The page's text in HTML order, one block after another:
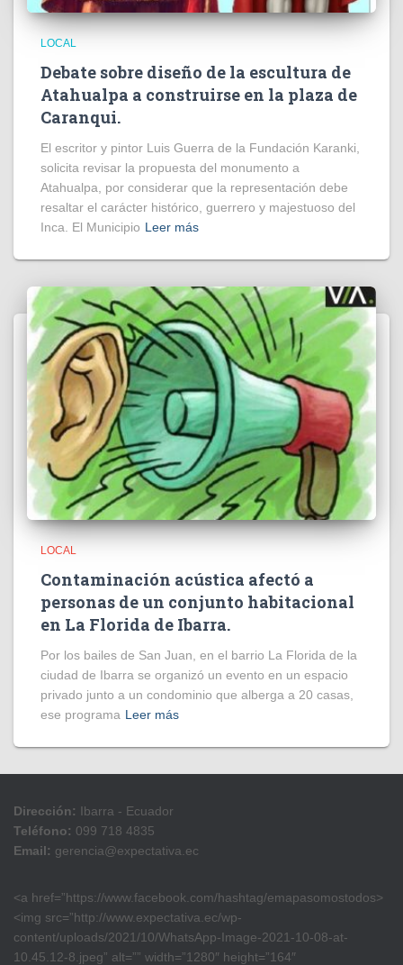
LOCAL
Debate sobre diseño de la escultura de
Atahualpa a construirse en la plaza de
Caranqui.
El escritor y pintor Luis Guerra de la Fundación Karanki,
solicita revisar la propuesta del monumento a
Atahualpa, por considerar que la representación debe
resaltar el carácter histórico, guerrero y majestuoso del
Inca. El Municipio Leer más
LOCAL
Contaminación acústica afectó a
personas de un conjunto habitacional
en La Florida de Ibarra.
Por los bailes de San Juan, en el barrio La Florida de la
ciudad de Ibarra se organizó un evento en un espacio
privado junto a un condominio que alberga a 20 casas,
ese programa Leer más
Dirección: Ibarra - Ecuador
Teléfono: 099 718 4835
Email: gerencia@expectativa.ec
<a href=”https://www.facebook.com/hashtag/emapasomostodos>
<img src=”http://www.expectativa.ec/wp-
content/uploads/2021/10/WhatsApp-Image-2021-10-08-at-
10.45.12-8.jpeg” alt=”” width=”1280″ height=”164″